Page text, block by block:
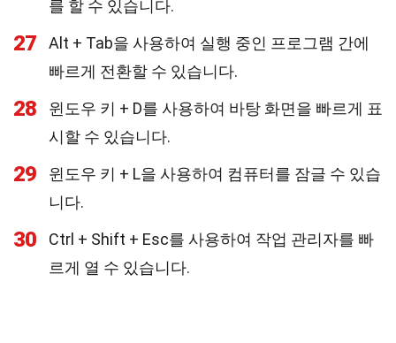
를 할 수 있습니다.
27
Alt + Tab을 사용하여 실행 중인 프로그램 간에
빠르게 전환할 수 있습니다.
28
윈도우 키 + D를 사용하여 바탕 화면을 빠르게 표
시할 수 있습니다.
29
윈도우 키 + L을 사용하여 컴퓨터를 잠글 수 있습
니다.
30
Ctrl + Shift + Esc를 사용하여 작업 관리자를 빠
르게 열 수 있습니다.